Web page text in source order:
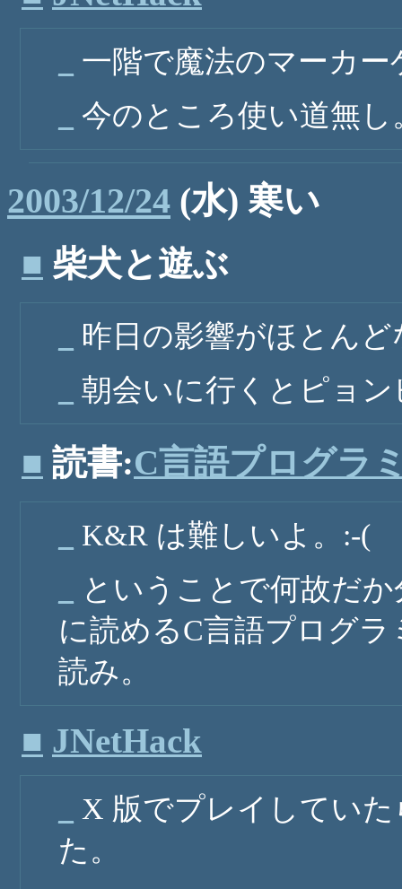
一階で魔法のマーカー
今のところ使い道無し
2003/12/24 (水) 寒い
■ 柴犬と遊ぶ
昨日の影響がほとん
朝会いに行くとピョ
■ 読書:C言語プログラ
K&R は難しいよ。:-(
ということで何故だ
に読めるC言語プログ
読み。
■ JNetHack
X 版でプレイしてい
た。